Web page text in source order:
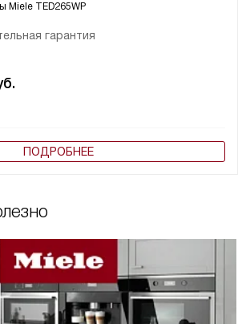
Miele TED265WP
гарантия
ПОДРОБНЕЕ